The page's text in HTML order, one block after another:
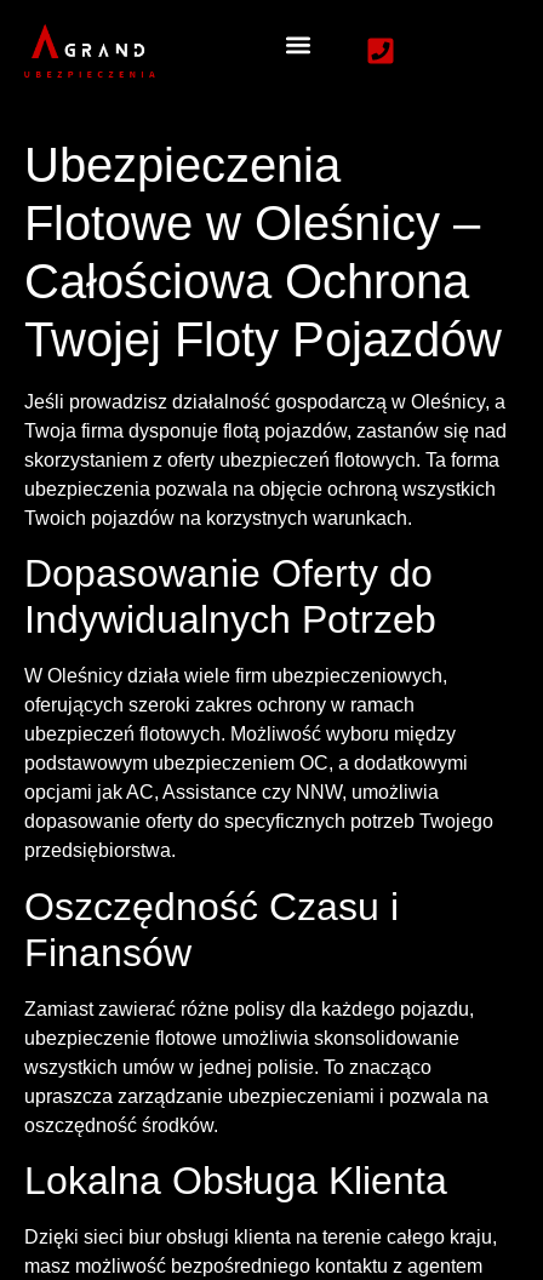
Ubezpieczenia
Flotowe w Oleśnicy –
Całościowa Ochrona
Twojej Floty Pojazdów
Jeśli prowadzisz działalność gospodarczą w Oleśnicy, a
Twoja firma dysponuje flotą pojazdów, zastanów się nad
skorzystaniem z oferty ubezpieczeń flotowych. Ta forma
ubezpieczenia pozwala na objęcie ochroną wszystkich
Twoich pojazdów na korzystnych warunkach.
Dopasowanie Oferty do
Indywidualnych Potrzeb
W Oleśnicy działa wiele firm ubezpieczeniowych,
oferujących szeroki zakres ochrony w ramach
ubezpieczeń flotowych. Możliwość wyboru między
podstawowym ubezpieczeniem OC, a dodatkowymi
opcjami jak AC, Assistance czy NNW, umożliwia
dopasowanie oferty do specyficznych potrzeb Twojego
przedsiębiorstwa.
Oszczędność Czasu i
Finansów
Zamiast zawierać różne polisy dla każdego pojazdu,
ubezpieczenie flotowe umożliwia skonsolidowanie
wszystkich umów w jednej polisie. To znacząco
upraszcza zarządzanie ubezpieczeniami i pozwala na
oszczędność środków.
Lokalna Obsługa Klienta
Dzięki sieci biur obsługi klienta na terenie całego kraju,
masz możliwość bezpośredniego kontaktu z agentem